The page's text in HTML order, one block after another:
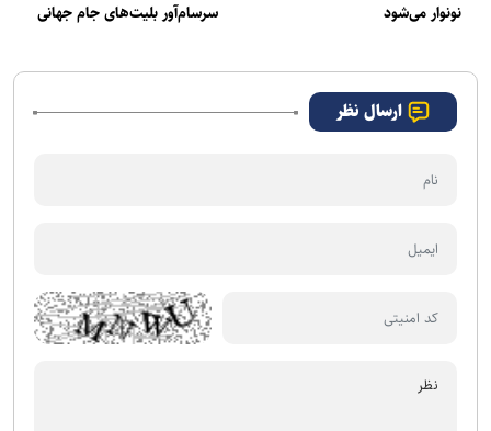
نونوار می‌شود
سرسام‌آور بلیت‌های جام جهانی
ارسال نظر